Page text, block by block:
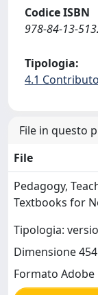
Codice ISBN
978-84-13-
Tipologia:
4.1
File in questo
File
Pedagogy,
Textbooks for
Tipologia:
Dimensione
Formato Adobe